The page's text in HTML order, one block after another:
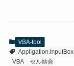
VBA-tool
Appligation.InputBox
VBA
セル結合